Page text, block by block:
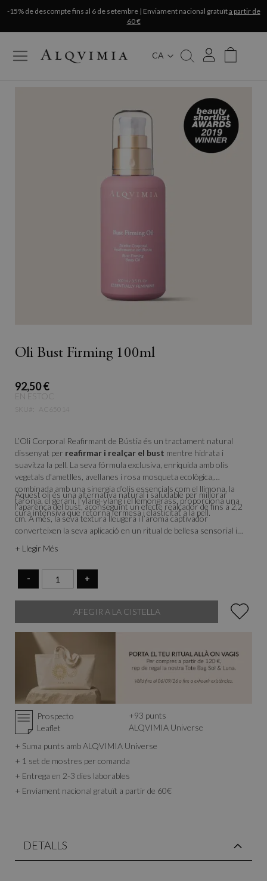
-15% de descompte fins al 6 de setembre | Enviament nacional gratuïta partir de
60 €
CA
My Cart
Oli Bust Firming 100ml
92,50 €
EN ESTOC
L’Oli Corporal Reafirmant de Bústia és un tractament natural
dissenyat per reafirmar i realçar el bust mentre hidrata i
suavitza la pell. La seva fórmula exclusiva, enriquida amb olis
vegetals d'ametlles, avellanes i rosa mosqueta ecològica,
combinada amb una sinergia d’olis essencials com el llimona, la
taronja, el gerani, l’ylang-ylang i el lemongrass, proporciona una
cura intensiva que retorna fermesa i elasticitat a la pell.
Aquest oli és una alternativa natural i saludable per millorar
l'aparença del bust, aconseguint un efecte realçador de fins a 2,2
cm. A més, la seva textura lleugera i l’aroma captivador
converteixen la seva aplicació en un ritual de bellesa sensorial i
+ Llegir Més
- +
AFEGIR A LA CISTELLA
Prospecto
Leaflet
+93 punts
ALQVIMIA Universe
+ Suma punts amb ALQVIMIA Universe
+ 1 set de mostres per comanda
+ Entrega en 2-3 dies laborables
+ Enviament nacional gratuït a partir de 60€
DETALLS